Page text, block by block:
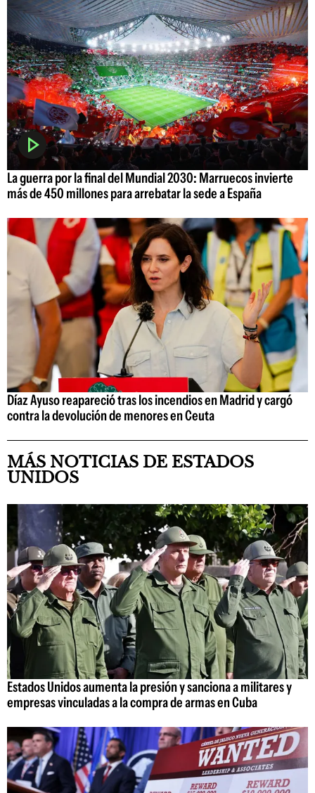
La guerra por la final del Mundial 2030: Marruecos invierte
más de 450 millones para arrebatar la sede a España
Díaz Ayuso reapareció tras los incendios en Madrid y cargó
contra la devolución de menores en Ceuta
MÁS NOTICIAS DE ESTADOS
UNIDOS
Estados Unidos aumenta la presión y sanciona a militares y
empresas vinculadas a la compra de armas en Cuba